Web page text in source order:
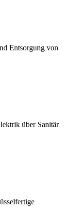
Entsorgung von
über Sanitär